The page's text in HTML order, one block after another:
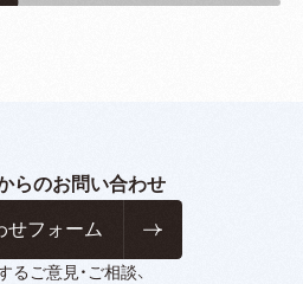
らのお問い合わせ
せフォーム
るご意見・ご相談、